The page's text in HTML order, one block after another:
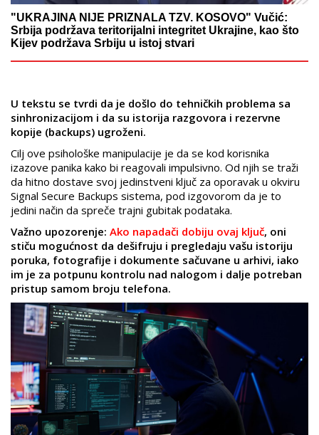
"UKRAJINA NIJE PRIZNALA TZV. KOSOVO" Vučić:
Srbija podržava teritorijalni integritet Ukrajine, kao što
Kijev podržava Srbiju u istoj stvari
U tekstu se tvrdi da je došlo do tehničkih problema sa
sinhronizacijom i da su istorija razgovora i rezervne
kopije (backups) ugroženi.
Cilj ove psihološke manipulacije je da se kod korisnika
izazove panika kako bi reagovali impulsivno. Od njih se traži
da hitno dostave svoj jedinstveni ključ za oporavak u okviru
Signal Secure Backups sistema, pod izgovorom da je to
jedini način da spreče trajni gubitak podataka.
Važno upozorenje: Ako napadači dobiju ovaj ključ, oni
stiču mogućnost da dešifruju i pregledaju vašu istoriju
poruka, fotografije i dokumente sačuvane u arhivi, iako
im je za potpunu kontrolu nad nalogom i dalje potreban
pristup samom broju telefona.